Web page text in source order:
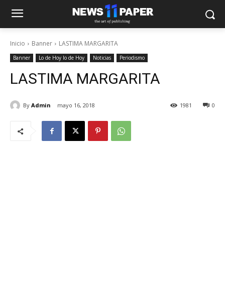
Inicio Banner LASTIMA MARGARITA
Banner Lo de Hoy lo de Hoy Noticias Periodismo
LASTIMA MARGARITA
By Admin mayo 16, 2018 0
1981